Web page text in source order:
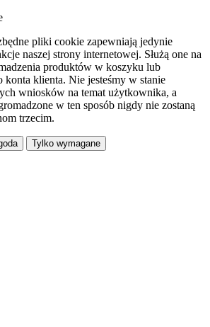
pliki cookie zapewniają jedynie
naszej strony internetowej. Służą one na
produktów w koszyku lub
konta klienta. Nie jesteśmy w stanie
wniosków na temat użytkownika, a
w ten sposób nigdy nie zostaną
trzecim.
Tylko wymagane